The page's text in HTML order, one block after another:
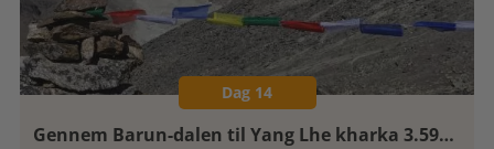
Dag 14
Gennem Barun-dalen til Yang Lhe kharka 3.595 meter